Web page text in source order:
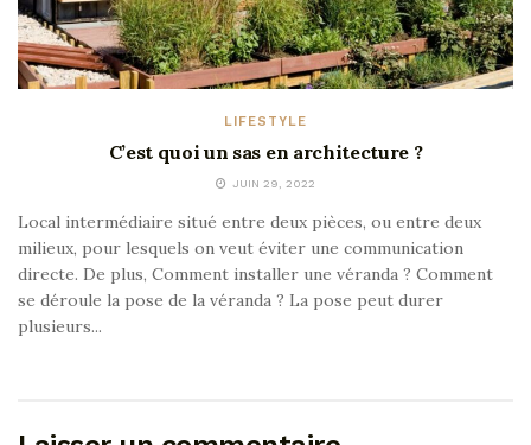
LIFESTYLE
C’est quoi un sas en architecture ?
JUIN 29, 2022
Local intermédiaire situé entre deux pièces, ou entre deux
milieux, pour lesquels on veut éviter une communication
directe. De plus, Comment installer une véranda ? Comment
se déroule la pose de la véranda ? La pose peut durer
plusieurs...